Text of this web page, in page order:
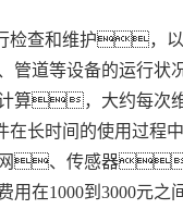
检查和维护，
等设备的运行状
算，大约每次
长时间的使用过
、传感器
用在1000到3000元